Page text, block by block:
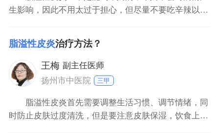
生影响，因此不用太过于担心，但尽量不要吃辛辣以及
重。诱发该疾病的主要原因可能是不良的饮食习惯所导
致，但也不排除是受到微生物感染所导致，还有较大的
几率是免疫功能失调所诱发。会在皮肤表面形成红斑，
并伴随油腻性鳞
脂溢性皮炎治疗方法？
王梅 副主任医师
扬州市中医院
三甲
脂溢性皮炎首先需要调整生活习惯、调节情绪，同
时防止皮肤过度清洗，但是要注意皮肤保湿，饮食上宜